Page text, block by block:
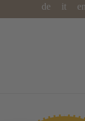
de it en